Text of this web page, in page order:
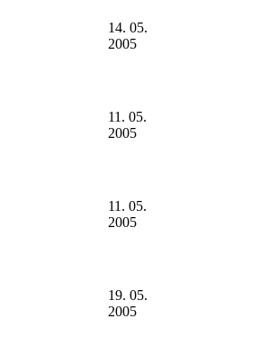
14. 05.
2005
11. 05.
2005
11. 05.
2005
19. 05.
2005